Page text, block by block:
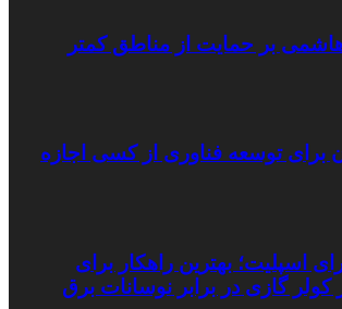
هاشمی بر حمایت از مناطق کمتر
برای توسعه فناوری از کسی اجازه
برای اسپلیت؛ بهترین راهکار برای
گازی در برابر نوسانات برق